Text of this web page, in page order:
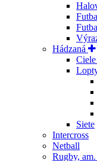
Hádzaná
Ciele
Siete
Intercross
Netball
Rugby,